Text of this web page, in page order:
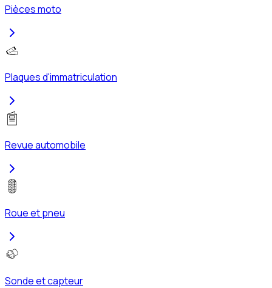
Pièces moto
Plaques d'immatriculation
Revue automobile
Roue et pneu
Sonde et capteur